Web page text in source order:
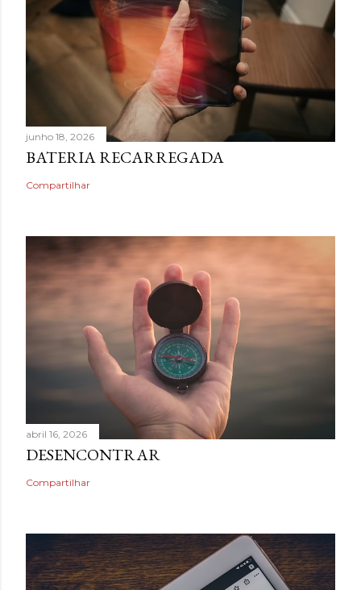
junho 18, 2026
BATERIA RECARREGADA
Compartilhar
abril 16, 2026
DESENCONTRAR
Compartilhar